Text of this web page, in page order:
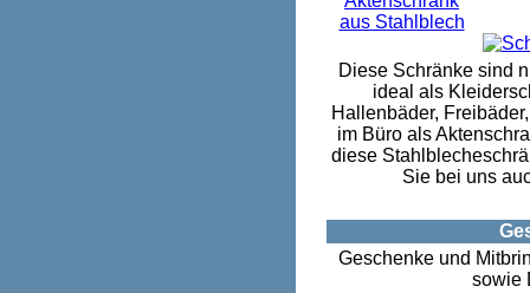
Diese Schränke sind
ideal als
Hallenbäder,
im Büro als
diese
Sie bei uns
Geschenke und
sowie